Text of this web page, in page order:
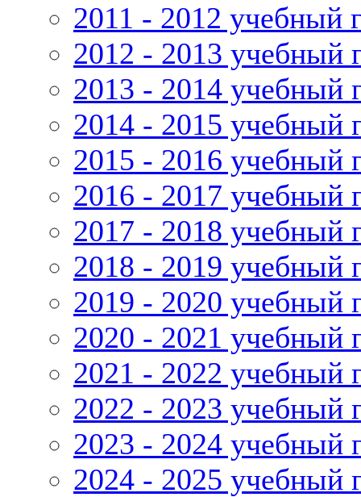
2011 - 2012 учебный
2012 - 2013 учебный
2013 - 2014 учебный
2014 - 2015 учебный
2015 - 2016 учебный
2016 - 2017 учебный
2017 - 2018 учебный
2018 - 2019 учебный
2019 - 2020 учебный
2020 - 2021 учебный
2021 - 2022 учебный
2022 - 2023 учебный
2023 - 2024 учебный
2024 - 2025 учебный